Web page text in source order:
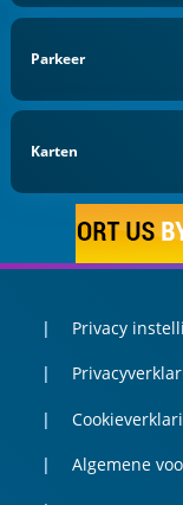
Parkeer
Karten
Privacy
Algemene